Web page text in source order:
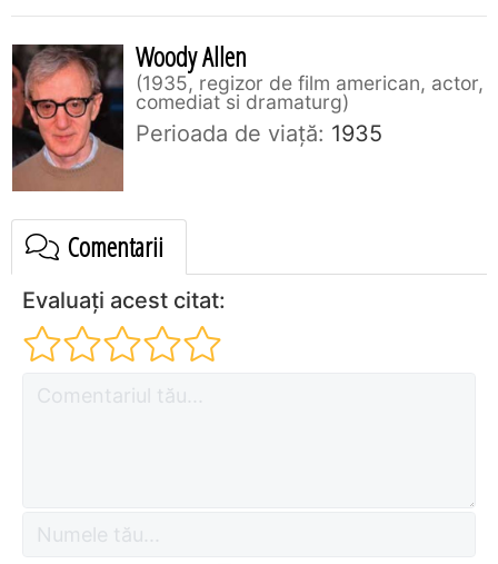
Woody Allen
1935, regizor de film american, actor,
comediat si dramaturg
Perioada de viaţă: 1935
Comentarii
Evaluați acest citat: